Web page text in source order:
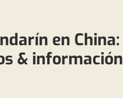
en China:
& información